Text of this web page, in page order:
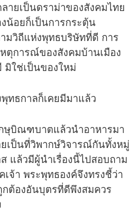
ายเป็นดราม่าของสังคมไทย
น้อยก็เป็นการกระตุ้น
มวิถีแห่งพุทธบริษัทที่ดี การ
ตุการณ์ของสังคมบ้านเมือง
มิใช่เป็นของใหม่
ทธกาลก็เคยมีมาแล้ว
ษุบิณฑบาตแล้วนำอาหารมา
เป็นที่วิพากษ์วิจารณ์กันทั้งหมู่
แล้วมีผู้นำเรื่องนี้ไปสอบถาม
จ้า พระพุทธองค์จึงทรงชี้ว่า
กต้องอันบุตรที่ดีพึงสมควร